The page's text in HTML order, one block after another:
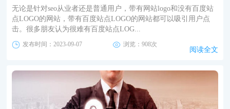
无论是针对seo从业者还是普通用户，带有网站logo和没有百度站
点LOGO的网站，带有百度站点LOGO的网站都可以吸引用户点
击。很多朋友认为很难有百度站点LOG...
发布时间：2023-09-07 浏览：908次
阅读全文